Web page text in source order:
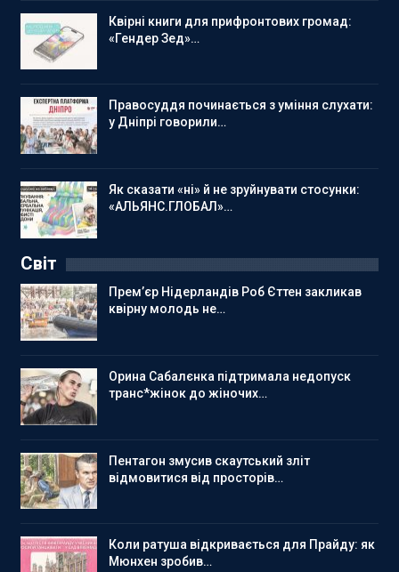
Квірні книги для прифронтових громад:
«Гендер Зед»…
Правосуддя починається з уміння слухати:
у Дніпрі говорили…
Як сказати «ні» й не зруйнувати стосунки:
«АЛЬЯНС.ГЛОБАЛ»…
Світ
Прем’єр Нідерландів Роб Єттен закликав
квірну молодь не…
Орина Сабалєнка підтримала недопуск
транс*жінок до жіночих…
Пентагон змусив скаутський зліт
відмовитися від просторів…
Коли ратуша відкривається для Прайду: як
Мюнхен зробив…